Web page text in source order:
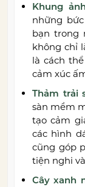
Khung
những
bạn trong
không chỉ
là cách
cảm xúc
Thảm trải
sàn mềm
tạo cảm
các hình
cũng góp
tiện nghi
Cây xanh